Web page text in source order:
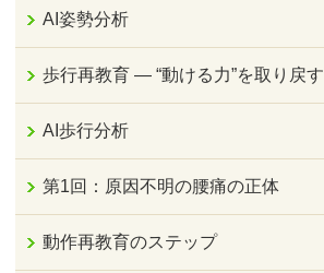
AI姿勢分析
歩行再教育 ― “動ける力”を取り戻す
AI歩行分析
第1回：原因不明の腰痛の正体
動作再教育のステップ